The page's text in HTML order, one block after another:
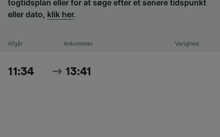
togtidsplan eller for at søge efter et senere tidspunkt
eller dato, klik her.
Afgår Ankommer Varighed
11:34 13:41